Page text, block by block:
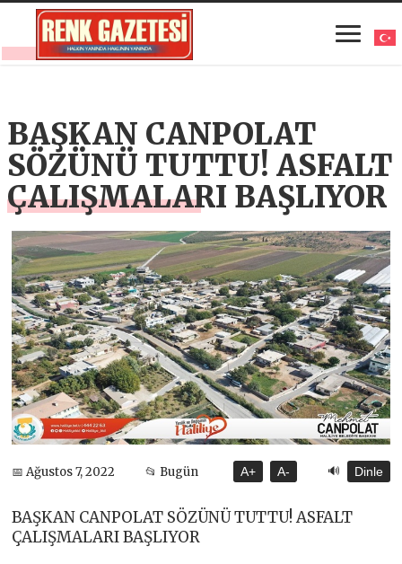
BAŞKAN CANPOLAT
SÖZÜNÜ TUTTU! ASFALT
ÇALIŞMALARI BAŞLIYOR
📅 Ağustos 7, 2022 📂 Bugün A+ A- 🔊 Dinle
BAŞKAN CANPOLAT SÖZÜNÜ TUTTU! ASFALT
ÇALIŞMALARI BAŞLIYOR